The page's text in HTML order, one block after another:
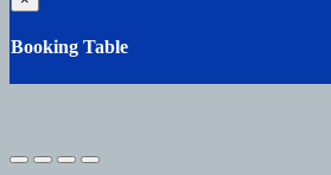
Booking Table